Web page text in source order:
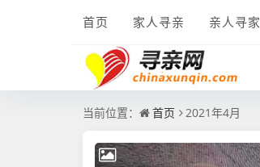
首页 家人寻亲 亲人寻家
当前位置： 首页 2021年4月